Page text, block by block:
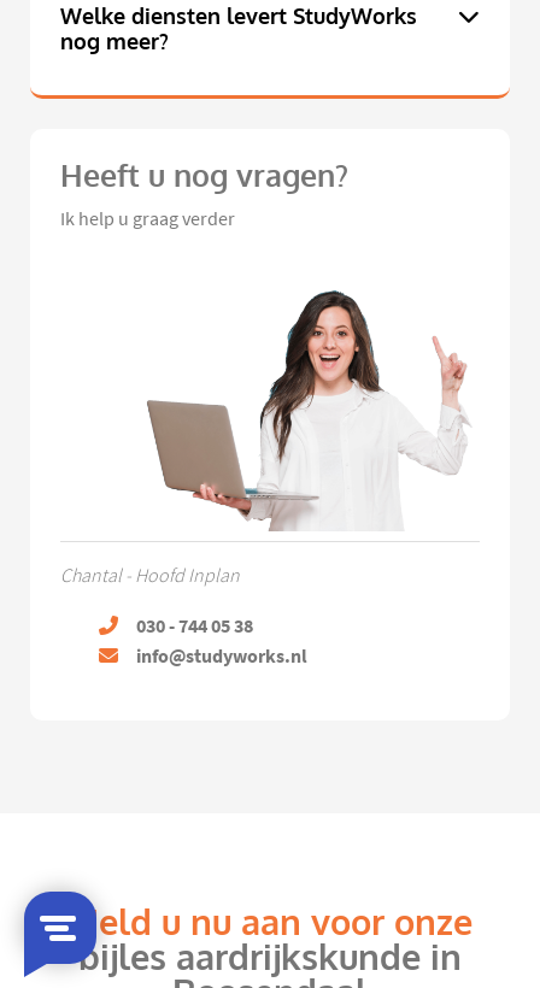
Welke diensten levert StudyWorks
nog meer?
Heeft u nog vragen?
Ik help u graag verder
Chantal - Hoofd Inplan
030 - 744 05 38
info@studyworks.nl
Meld u nu aan voor onze
bijles aardrijkskunde in